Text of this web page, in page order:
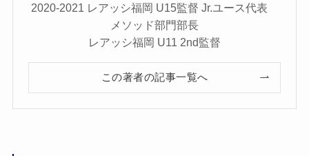
2020-2021 レアッシ福岡 U15監督 Jr.ユース代表
メソッド部門部長
レアッシ福岡 U11 2nd監督
この著者の記事一覧へ